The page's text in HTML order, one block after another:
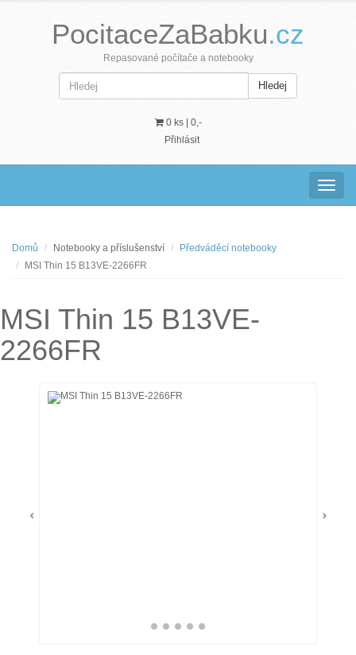
PocitaceZaBabku.cz
Repasované počítače a notebooky
Hledej
0 ks | 0,-
Přihlásit
Domů Notebooky a příslušenství
Předváděcí notebooky
MSI Thin 15 B13VE-2266FR
MSI Thin 15 B13VE-
2266FR